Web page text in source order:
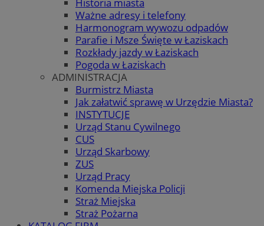
Ważne adresy i telefony
Harmonogram wywozu odpadów
Parafie i Msze Święte w Łaziskach
Rozkłady jazdy w Łaziskach
Pogoda w Łaziskach
ADMINISTRACJA
Burmistrz Miasta
Jak załatwić sprawę w Urzędzie Miasta?
INSTYTUCJE
Urząd Stanu Cywilnego
CUS
Urząd Skarbowy
ZUS
Urząd Pracy
Komenda Miejska Policji
Straż Miejska
Straż Pożarna